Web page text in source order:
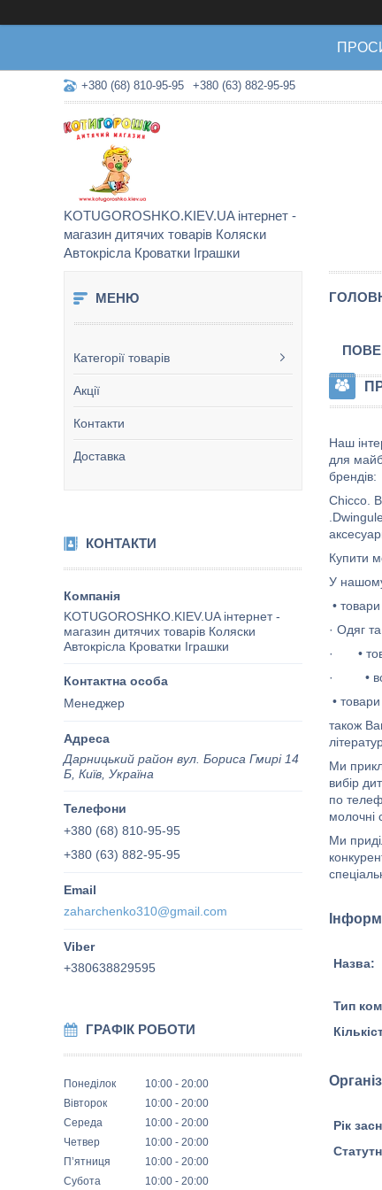
+380 (68) 810-95-95 +380 (63) 882-95-95
KOTUGOROSHKO.KIEV.UA інтернет -
магазин дитячих товарів Коляски
Автокрісла Кроватки Іграшки
Категорії товарів
Акції
Контакти
Доставка
КОНТАКТИ
KOTUGOROSHKO.KIEV.UA інтернет -
магазин дитячих товарів Коляски
Автокрісла Кроватки Іграшки
Менеджер
Дарницький район вул. Бориса Гмирі 14
Б, Київ, Україна
+380 (68) 810-95-95
+380 (63) 882-95-95
zaharchenko310@gmail.com
+380638829595
ГРАФІК РОБОТИ
Понеділок 10:00
20:00
Вівторок
10:00
20:00
Середа
10:00
20:00
Четвер
10:00
20:00
Пʼятниця
10:00
20:00
Субота
10:00 20:00
Наш
для
брендів:
Chicco.
Купити
У
•
· Одяг
· •
· • все
•
також
Ми
вибір
по
молочні
Ми
Назва:
Тип
Рік